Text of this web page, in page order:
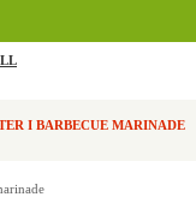
I BARBECUE MARINADE